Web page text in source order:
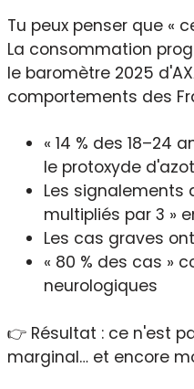
Tu peux penser que «
La consommation
le baromètre 2025
comportements des
« 14 % des 18–24
le protoxyde
Les signalements
multipliés par 3 »
Les cas graves
« 80 % des cas »
neurologiques
👉 Résultat : ce n'est
marginal… et encore